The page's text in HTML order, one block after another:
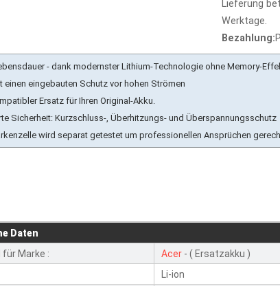
Lieferung
Werktage.
Bezahlung:
- dank modernster Lithium-Technologie ohne Memory-
einen eingebauten Schutz vor hohen Strömen
Ersatz für Ihren Original-Akku.
Sicherheit: Kurzschluss-, Überhitzungs- und Überspannungsschutz
wird separat getestet um professionellen Ansprüchen
Daten
für Marke :
Acer - ( Ersatzakku )
Li-ion